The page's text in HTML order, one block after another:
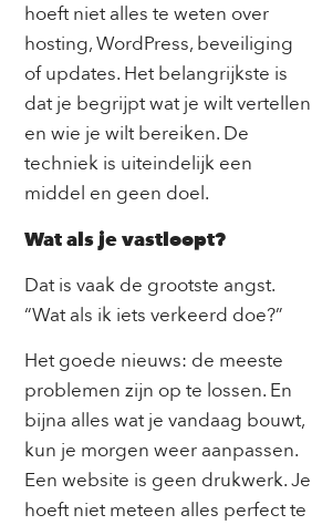
hoeft niet alles te weten over
hosting, WordPress, beveiliging
of updates. Het belangrijkste is
dat je begrijpt wat je wilt vertellen
en wie je wilt bereiken. De
techniek is uiteindelijk een
middel en geen doel.
Wat als je vastloopt?
Dat is vaak de grootste angst.
“Wat als ik iets verkeerd doe?”
Het goede nieuws: de meeste
problemen zijn op te lossen. En
bijna alles wat je vandaag bouwt,
kun je morgen weer aanpassen.
Een website is geen drukwerk. Je
hoeft niet meteen alles perfect te